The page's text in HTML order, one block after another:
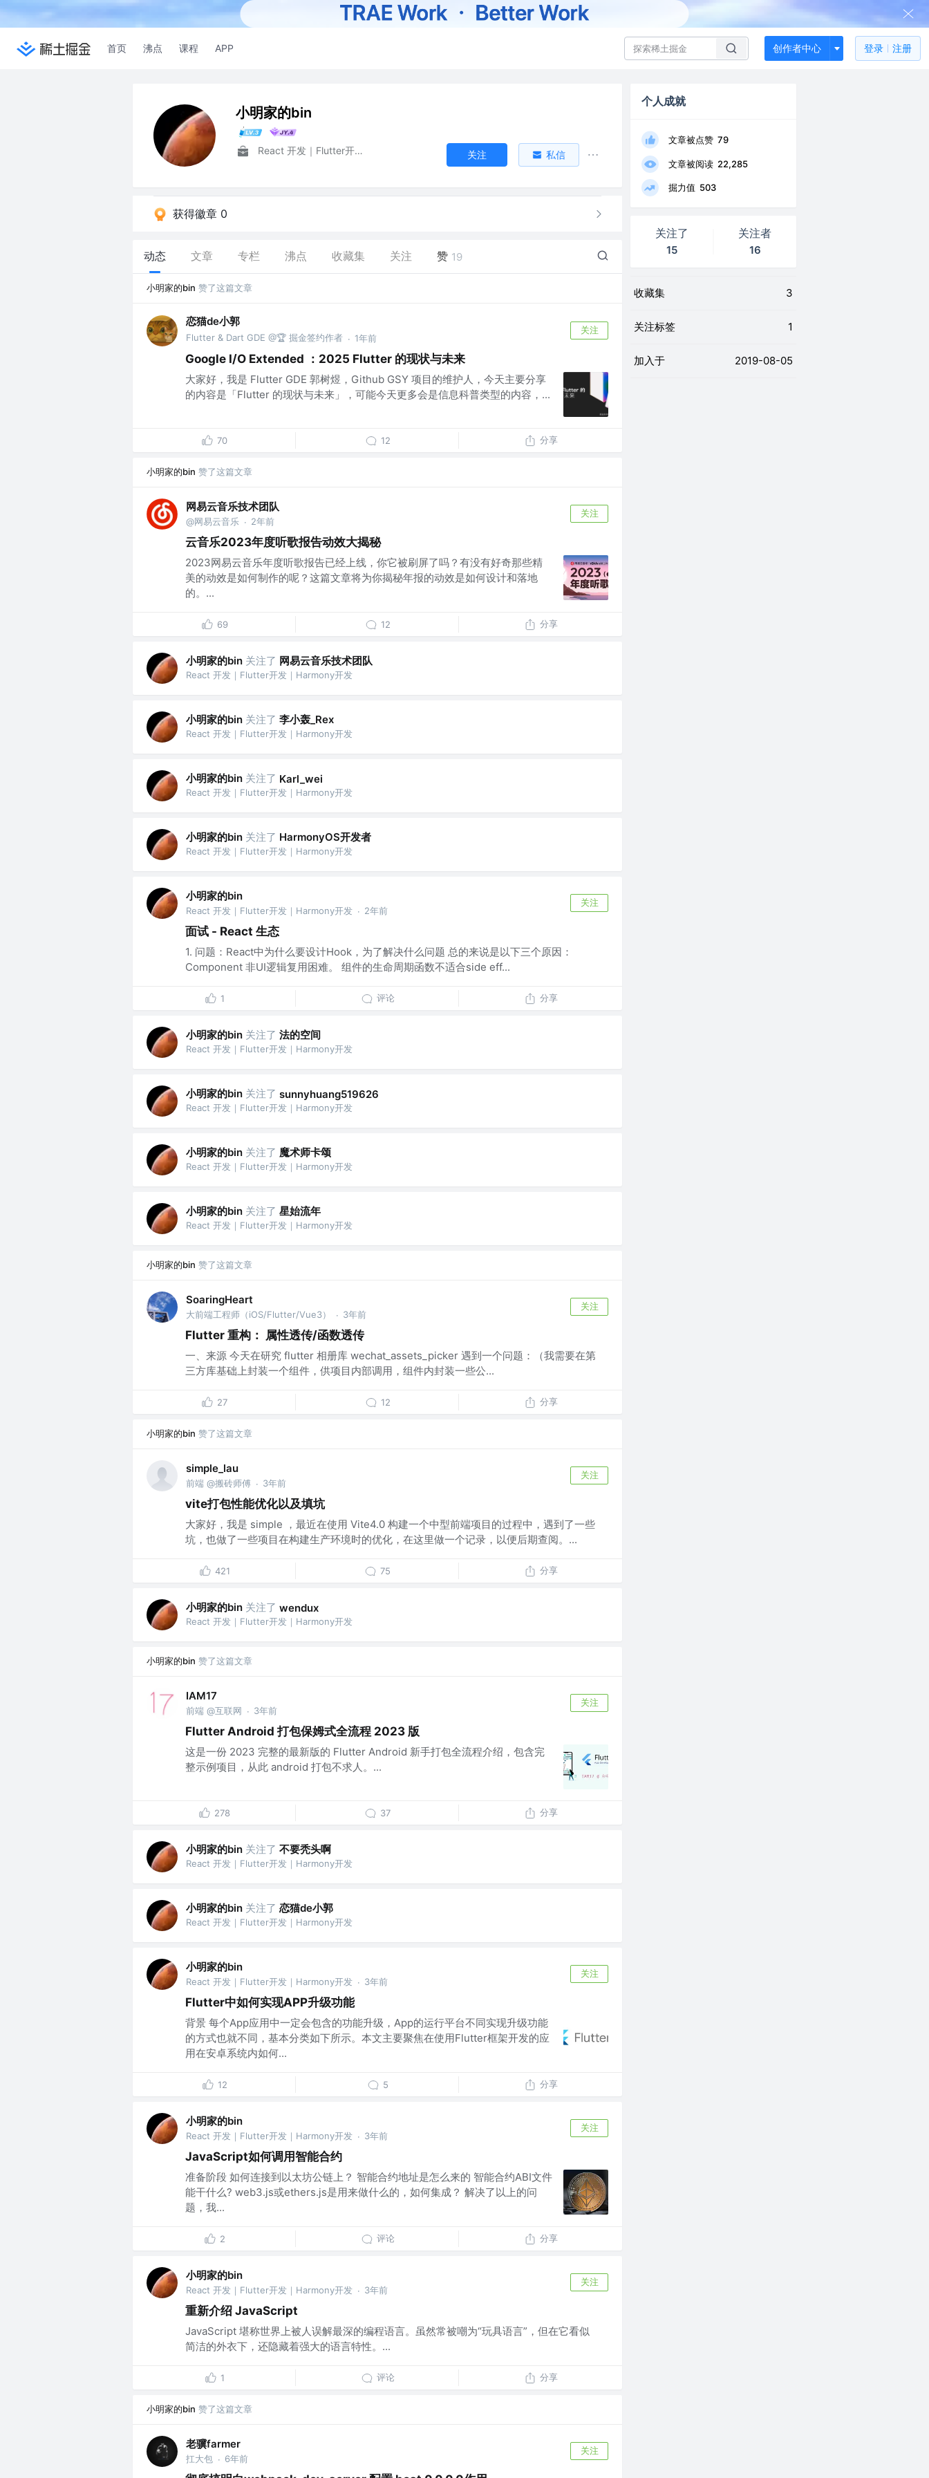
首页 沸点 课程 APP 创作者中心 登录 注册
小明家的bin
React 开发｜Flutter开发｜Harmony开发 关注 私信
获得徽章 0
动态 文章 专栏 沸点 收藏集 关注 赞 19
小明家的bin 赞了这篇文章
恋猫de小郭
Flutter & Dart GDE @🏆 掘金签约作者 · 1年前
关注
Google I/O Extended ：2025 Flutter 的现状与未来
大家好，我是 Flutter GDE 郭树煜，Github GSY 项目的维护人，今天主要分享
的内容是「Flutter 的现状与未来」，可能今天更多会是信息科普类型的内容，...
70 12 分享
小明家的bin 赞了这篇文章
网易云音乐技术团队
@网易云音乐 · 2年前
关注
云音乐2023年度听歌报告动效大揭秘
2023网易云音乐年度听歌报告已经上线，你它被刷屏了吗？有没有好奇那些精
美的动效是如何制作的呢？这篇文章将为你揭秘年报的动效是如何设计和落地
的。...
69 12 分享
小明家的bin 关注了 网易云音乐技术团队
React 开发｜Flutter开发｜Harmony开发
小明家的bin 关注了 李小轰_Rex
React 开发｜Flutter开发｜Harmony开发
小明家的bin 关注了 Karl_wei
React 开发｜Flutter开发｜Harmony开发
小明家的bin 关注了 HarmonyOS开发者
React 开发｜Flutter开发｜Harmony开发
小明家的bin
React 开发｜Flutter开发｜Harmony开发 · 2年前
关注
面试 - React 生态
1. 问题：React中为什么要设计Hook，为了解决什么问题 总的来说是以下三个原因：
Component 非UI逻辑复用困难。 组件的生命周期函数不适合side eff...
1 评论 分享
小明家的bin 关注了 法的空间
React 开发｜Flutter开发｜Harmony开发
小明家的bin 关注了 sunnyhuang519626
React 开发｜Flutter开发｜Harmony开发
小明家的bin 关注了 魔术师卡颂
React 开发｜Flutter开发｜Harmony开发
小明家的bin 关注了 星始流年
React 开发｜Flutter开发｜Harmony开发
小明家的bin 赞了这篇文章
SoaringHeart
大前端工程师（iOS/Flutter/Vue3） · 3年前
关注
Flutter 重构： 属性透传/函数透传
一、来源 今天在研究 flutter 相册库 wechat_assets_picker 遇到一个问题：（我需要在第
三方库基础上封装一个组件，供项目内部调用，组件内封装一些公...
27 12 分享
小明家的bin 赞了这篇文章
simple_lau
前端 @搬砖师傅 · 3年前
关注
vite打包性能优化以及填坑
大家好，我是 simple ，最近在使用 Vite4.0 构建一个中型前端项目的过程中，遇到了一些
坑，也做了一些项目在构建生产环境时的优化，在这里做一个记录，以便后期查阅。...
421 75 分享
小明家的bin 关注了 wendux
React 开发｜Flutter开发｜Harmony开发
小明家的bin 赞了这篇文章
IAM17
前端 @互联网 · 3年前
关注
Flutter Android 打包保姆式全流程 2023 版
这是一份 2023 完整的最新版的 Flutter Android 新手打包全流程介绍，包含完
整示例项目，从此 android 打包不求人。...
278 37 分享
小明家的bin 关注了 不要秃头啊
React 开发｜Flutter开发｜Harmony开发
小明家的bin 关注了 恋猫de小郭
React 开发｜Flutter开发｜Harmony开发
小明家的bin
React 开发｜Flutter开发｜Harmony开发 · 3年前
关注
Flutter中如何实现APP升级功能
背景 每个App应用中一定会包含的功能升级，App的运行平台不同实现升级功能
的方式也就不同，基本分类如下所示。本文主要聚焦在使用Flutter框架开发的应
用在安卓系统内如何...
12 5 分享
小明家的bin
React 开发｜Flutter开发｜Harmony开发 · 3年前
关注
JavaScript如何调用智能合约
准备阶段 如何连接到以太坊公链上？ 智能合约地址是怎么来的 智能合约ABI文件
能干什么? web3.js或ethers.js是用来做什么的，如何集成？ 解决了以上的问
题，我...
2 评论 分享
小明家的bin
React 开发｜Flutter开发｜Harmony开发 · 3年前
关注
重新介绍 JavaScript
JavaScript 堪称世界上被人误解最深的编程语言。虽然常被嘲为“玩具语言”，但在它看似
简洁的外衣下，还隐藏着强大的语言特性。...
1 评论 分享
小明家的bin 赞了这篇文章
老骥farmer
扛大包 · 6年前
关注
个人成就
文章被点赞 79
文章被阅读 22,285
掘力值 503
关注了
15
关注者
16
收藏集 3
关注标签 1
加入于 2019-08-05